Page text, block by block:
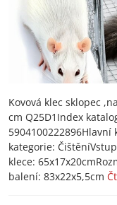
Kovová klec sklopec
cm Q25D1Index
kategorie:
klece:
balení: 83x22x5,5cm